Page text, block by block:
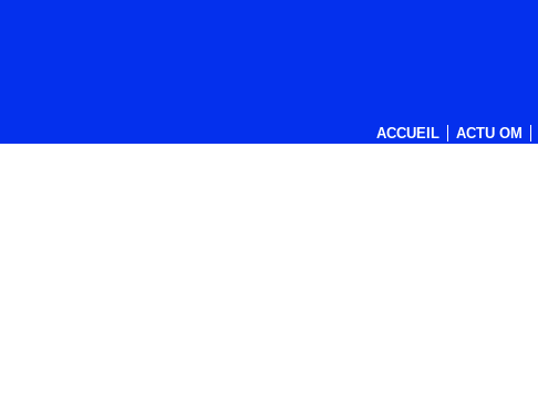
ACCUEIL ACTU OM